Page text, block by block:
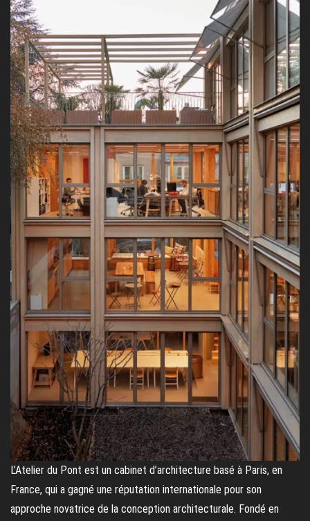
L’Atelier du Pont est un cabinet d’architecture basé à Paris, en
France, qui a gagné une réputation internationale pour son
approche novatrice de la conception architecturale. Fondé en